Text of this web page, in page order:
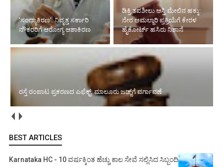
'ಸಂಧ್ಯಾಕಿರಣ': ನಿವೃತ್ತ ಸರ್ಕಾರಿ
ನೌಕರರಿಗೆ ಆರೋಗ್ಯ ಆಶಾಕಿರಣ
ಡಿಕ್ರಿ ತಪಶೀಲು ಆಸ್ತಿ ಮೇಲಿನ ಹಕ್ಕು:
ನೇರ ಅಮಲ್ಜಾರಿ ಪ್ರಕ್ರಿಯೆಗೆ ಕೇರಳ
ಹೈಕೋರ್ಟ್ ಹಸಿರು ನಿಶಾನೆ
ರಸ್ತೆ ರಂಪಾಟ ಪ್ರಕರಣದ ಎಫೆಕ್ಟ್‌: ಮಾಲೂರು ಜಡ್ಜ್‌ಗೆ ವರ್ಗಾವಣೆ
BEST ARTICLES
Karnataka HC - 10 ವರ್ಷಕ್ಕಿಂತ ಹೆಚ್ಚು ಕಾಲ ಸೇವೆ ಸಲ್ಲಿಸಿದ ಸಿಬ್ಬಂದಿ